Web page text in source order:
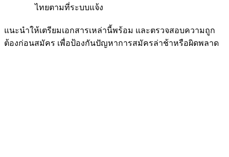
ไทยตามที่ระบบแจ้ง
แนะนำให้เตรียมเอกสารเหล่านี้พร้อม และตรวจสอบความถูก
ต้องก่อนสมัคร เพื่อป้องกันปัญหาการสมัครล่าช้าหรือผิดพลาด